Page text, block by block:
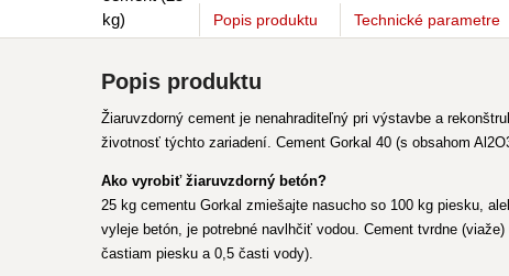
Popis produktu Technické parametre
Popis produktu
Žiaruvzdorný cement je nenahraditeľný pri výstavbe a
životnosť týchto zariadení. Cement Gorkal 40 (s obsahom
Ako vyrobiť žiaruvzdorný betón?
25 kg cementu Gorkal zmiešajte nasucho so 100 kg piesku,
vyleje betón, je potrebné navlhčiť vodou. Cement tvrdne
častiam piesku a 0,5 časti vody).